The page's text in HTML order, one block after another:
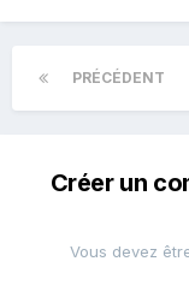
PRÉCÉDENT
Créer un
Vous devez